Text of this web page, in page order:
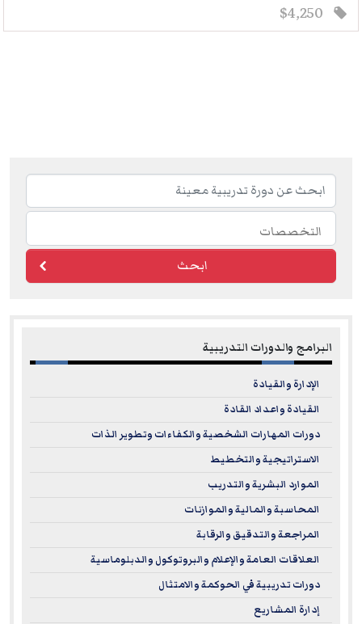
ابحث
البرامج والدورات التدريبية
الإدارة والقيادة
القيادة واعداد القادة
دورات المهارات الشخصية والكفاءات وتطوير الذات
الاستراتيجية والتخطيط
الموارد البشرية والتدريب
المحاسبة والمالية والموازنات
المراجعة والتدقيق والرقابة
العلاقات العامة والإعلام والبروتوكول والدبلوماسية
دورات تدريبية في الحوكمة والامتثال
إدارة المشاريع